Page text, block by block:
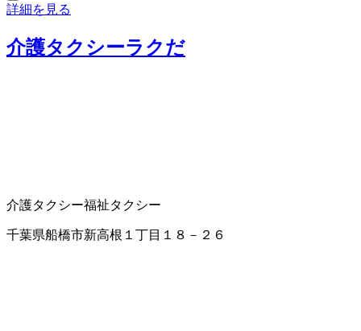
詳細を見る
介護タクシーラクだ
介護タクシー福祉タクシー
千葉県船橋市新高根１丁目１８－２６